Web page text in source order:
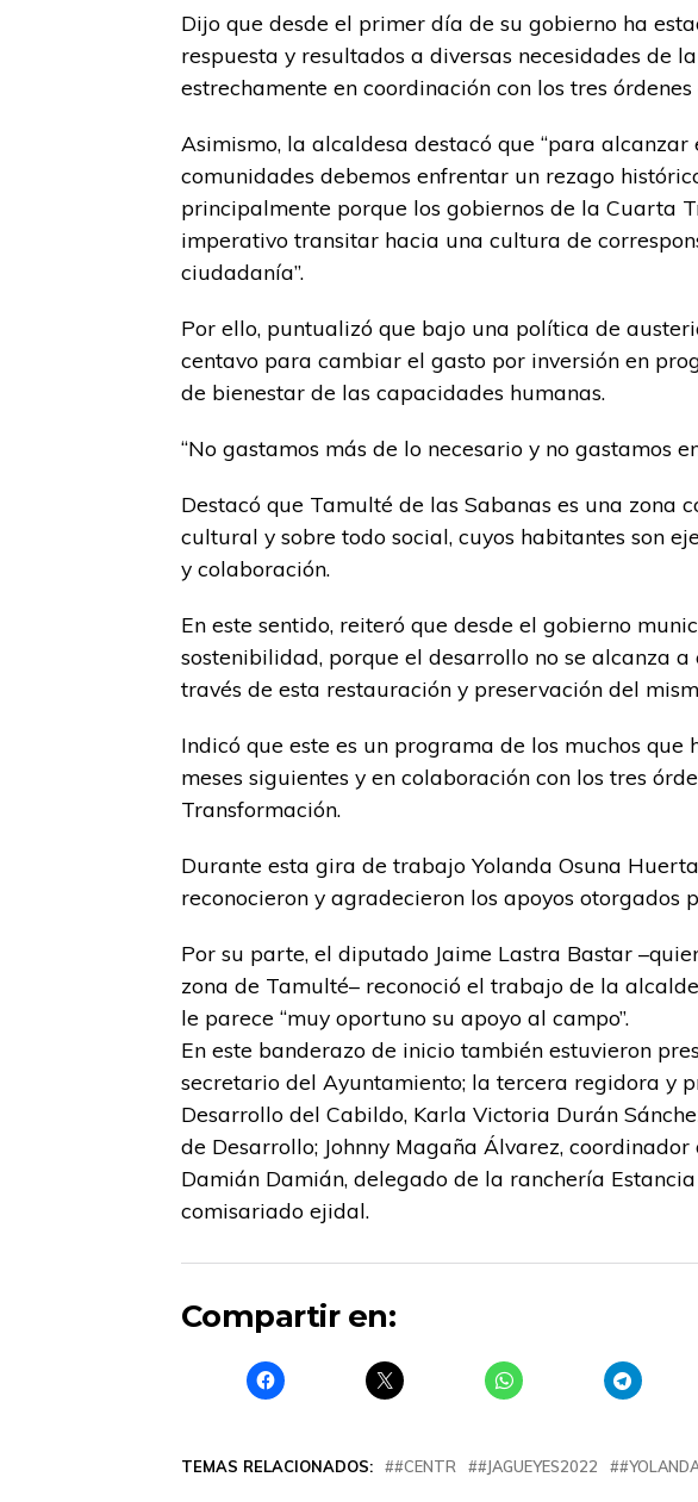
Dijo que desde el primer día de su gobierno ha
respuesta y resultados a diversas necesidades de
estrechamente en coordinación con los tres
Asimismo, la alcaldesa destacó que “para
comunidades debemos enfrentar un rezago
principalmente porque los gobiernos de la Cuarta
imperativo transitar hacia una cultura de
ciudadanía”.
Por ello, puntualizó que bajo una política de
centavo para cambiar el gasto por inversión en
de bienestar de las capacidades humanas.
“No gastamos más de lo necesario y no gastamos
Destacó que Tamulté de las Sabanas es una zona
cultural y sobre todo social, cuyos habitantes son
y colaboración.
En este sentido, reiteró que desde el gobierno
sostenibilidad, porque el desarrollo no se alcanza
través de esta restauración y preservación del
Indicó que este es un programa de los muchos que
meses siguientes y en colaboración con los tres
Transformación.
Durante esta gira de trabajo Yolanda Osuna
reconocieron y agradecieron los apoyos otorgados
Por su parte, el diputado Jaime Lastra Bastar
zona de Tamulté– reconoció el trabajo de la
le parece “muy oportuno su apoyo al campo”.
En este banderazo de inicio también estuvieron
secretario del Ayuntamiento; la tercera regidora y
Desarrollo del Cabildo, Karla Victoria Durán
de Desarrollo; Johnny Magaña Álvarez,
Damián Damián, delegado de la ranchería
comisariado ejidal.
Compartir en:
TEMAS RELACIONADOS: #CENTR #JAGUEYES2022